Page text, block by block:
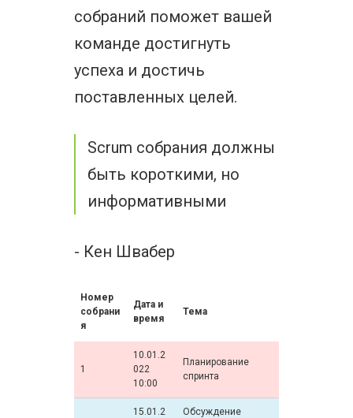
собраний поможет вашей
команде достигнуть
успеха и достичь
поставленных целей.
Scrum собрания должны
быть короткими, но
информативными
- Кен Швабер
Номер
собрани
я
Дата и
время
Тема
1
10.01.2
022
10:00
Планирование
спринта
15.01.2
Обсуждение